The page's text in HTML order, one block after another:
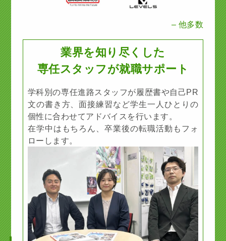
– 他多数
業界を知り尽くした
専任スタッフが就職サポート
学科別の専任進路スタッフが履歴書や自己PR
文の書き方、面接練習など学生一人ひとりの
個性に合わせてアドバイスを行います。
在学中はもちろん、卒業後の転職活動もフォ
ローします。